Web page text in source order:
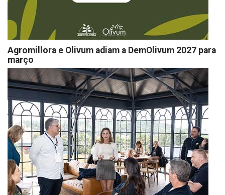
Agromillora e Olivum adiam a DemOlivum 2027 para
março